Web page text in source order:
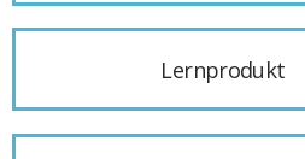
Lernprodukt